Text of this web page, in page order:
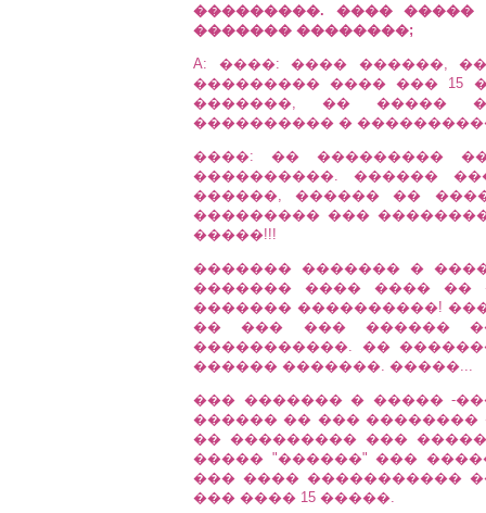
���������. ����
������� ��������;
A: ����: ���� ������,
��������� ���� ��� 15
�������, �� �����
���������� � ����������
����: �� ���������
����������. ������
������, ������ ��
��������� ���
�����!!!
������� ������� �
������� ���� ���� ��
������� ����������!
�� ��� ��� ������
�����������. ��
������ �������. �����...
��� ������� � ����� -
������ �� ���
�� ��������� ���
����� "������" ���
��� ���� �����������
��� ���� 15 �����.